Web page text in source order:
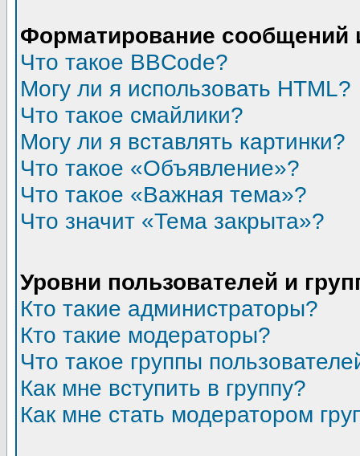
Форматирование сообщений
Что такое BBCode?
Могу ли я использовать HTML?
Что такое смайлики?
Могу ли я вставлять картинки?
Что такое «Объявление»?
Что такое «Важная тема»?
Что значит «Тема закрыта»?
Уровни пользователей и
Кто такие администраторы?
Кто такие модераторы?
Что такое группы
Как мне вступить в группу?
Как мне стать модератором